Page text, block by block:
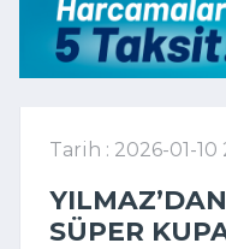
Tarih : 2026-01-10
SÜPER